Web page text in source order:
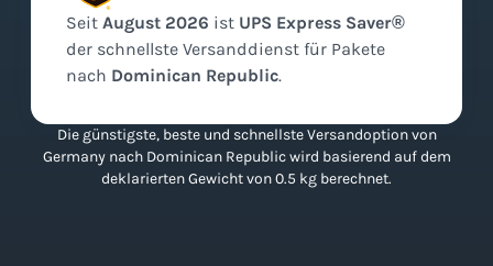
Seit August 2026 ist UPS Express Saver®
der schnellste Versanddienst für Pakete
nach Dominican Republic.
Die günstigste, beste und schnellste Versandoption von
Germany nach Dominican Republic wird basierend auf dem
deklarierten Gewicht von 0.5 kg berechnet.